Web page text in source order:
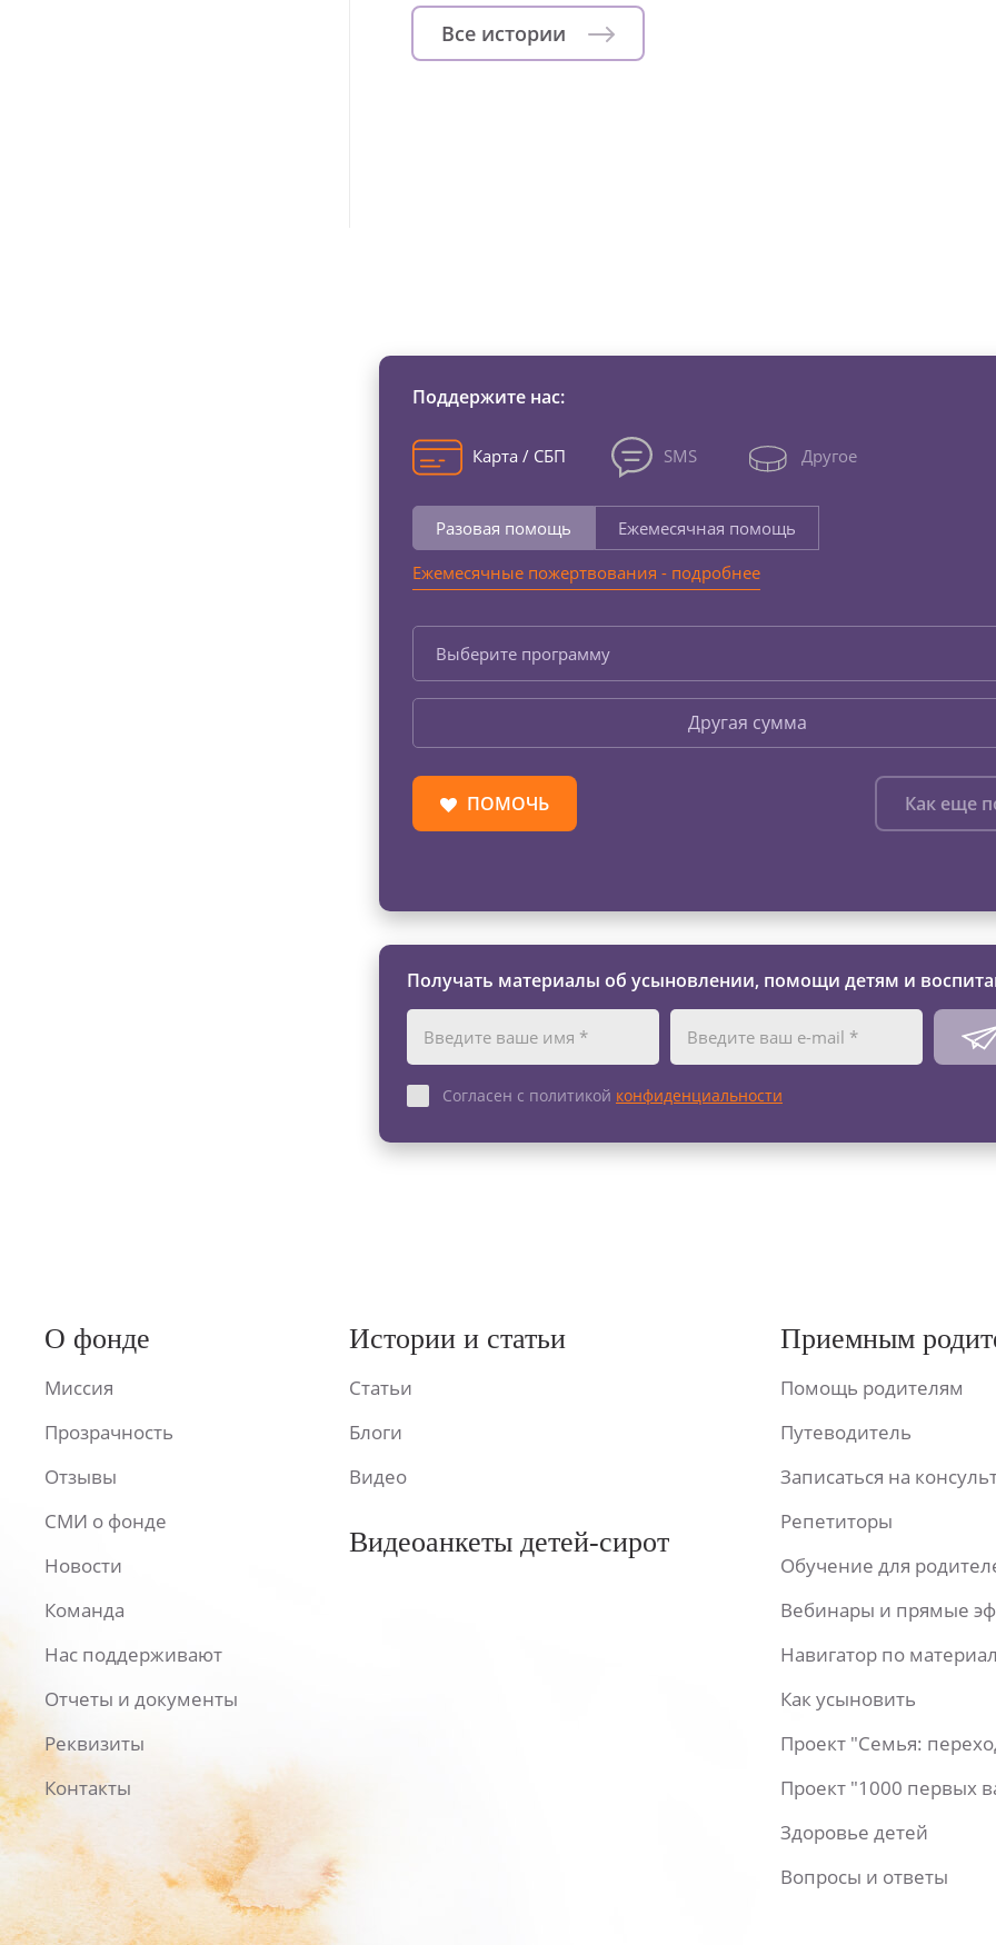
Все истории
Поддержите нас:
Карта / СБП SMS Другое
Разовая помощь
Ежемесячная помощь
Ежемесячные пожертвования - подробнее
Выберите программу
Другая сумма
ПОМОЧЬ Как еще
Получать материалы об усыновлении, помощи детям и
Согласен с политикой конфиденциальности
О фонде
Миссия
Прозрачность
Отзывы
СМИ о фонде
Новости
Команда
Нас поддерживают
Отчеты и документы
Реквизиты
Контакты
Истории и статьи
Статьи
Блоги
Видео
Видеоанкеты детей-сирот
Приемным
Помощь родителям
Путеводитель
Записаться на
Репетиторы
Обучение для
Вебинары и прямые
Навигатор по
Как усыновить
Проект "Семья:
Проект "1000 первых
Здоровье детей
Вопросы и ответы